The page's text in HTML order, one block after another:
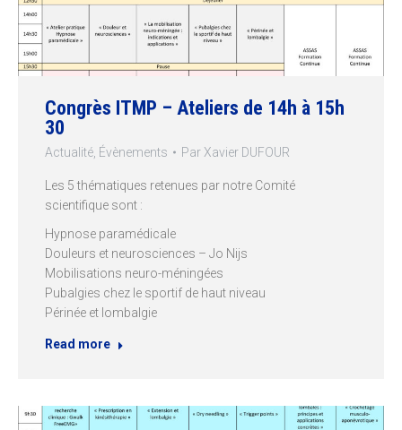
Congrès ITMP – Ateliers de 14h à 15h
30
Actualité Évènements Par Xavier DUFOUR
Les 5 thématiques retenues par notre Comité
scientifique sont :
Hypnose paramédicale
Douleurs et neurosciences – Jo Nijs
Mobilisations neuro-méningées
Pubalgies chez le sportif de haut niveau
Périnée et lombalgie
Read more